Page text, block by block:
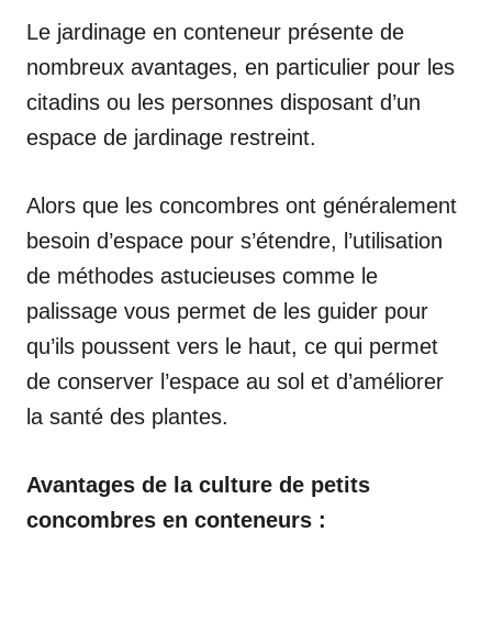
Le jardinage en conteneur présente de
nombreux avantages, en particulier pour les
citadins ou les personnes disposant d’un
espace de jardinage restreint.
Alors que les concombres ont généralement
besoin d’espace pour s’étendre, l’utilisation
de méthodes astucieuses comme le
palissage vous permet de les guider pour
qu’ils poussent vers le haut, ce qui permet
de conserver l’espace au sol et d’améliorer
la santé des plantes.
Avantages de la culture de petits
concombres en conteneurs :